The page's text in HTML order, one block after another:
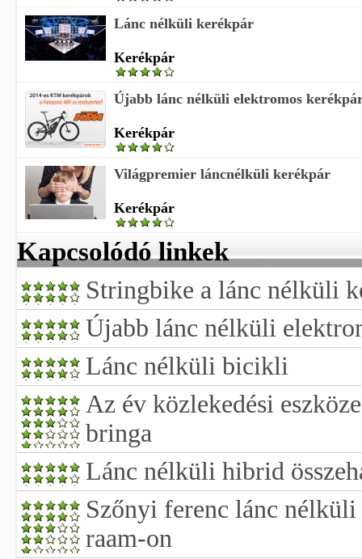
Lánc nélküli kerékpár
Kerékpár
Újabb lánc nélküli elektromos
Kerékpár
Világpremier láncnélküli kerékpár
Kerékpár
Kapcsolódó linkek
Stringbike a lánc nélküli
Újabb lánc nélküli
Lánc nélküli bicikli
Az év közlekedési
bringa
Lánc nélküli hibrid
Szőnyi ferenc lánc
raam-on